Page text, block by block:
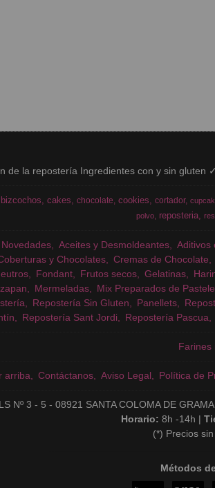
de la repostería Ingredientes con y sin
bizcochos cakes chocolate cookies cortador
polvo
reposteria
Novedades Aceites y Desmoldeantes Aditivos
y Chocolates Cremas de Chocolate
Fondant Frutos secos Gelatinas
Mermeladas Mix Preparados de
Repostería Sin Gluten Panellets
Repostería Sant Jordi Repostería Pascua
Farines
arriba Contáctanos Aviso Legal Política de
Nº 3 - 5 - 08921 SANTA COLOMA DE
Horario:8h -14h |
(*) Precios
Métodos